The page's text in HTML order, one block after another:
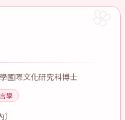
國際文化研究科博士
學